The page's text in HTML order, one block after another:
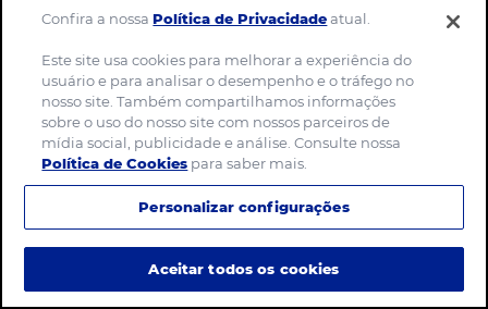
Confira a nossaPolítica de Privacidadeatual.
Este site usa cookies para melhorar a experiência do
usuário e para analisar o desempenho e o tráfego no
nosso site. Também compartilhamos informações
sobre o uso do nosso site com nossos parceiros de
mídia social, publicidade e análise. Consulte nossa
Política de Cookies para saber mais.
Personalizar configurações
Aceitar todos os cookies